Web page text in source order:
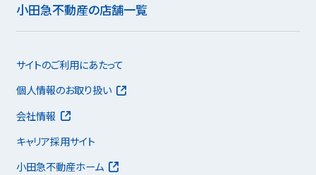
小田急不動産の店舗一覧
サイトのご利用にあたって
個人情報のお取り扱い
会社情報
キャリア採用サイト
小田急不動産ホーム